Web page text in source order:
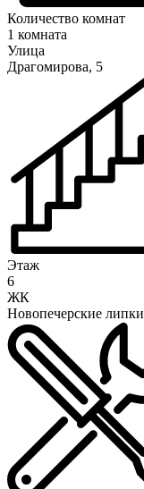
Количество комнат
1 комната
Улица
Драгомирова, 5
Этаж
6
ЖК
Новопечерские липки